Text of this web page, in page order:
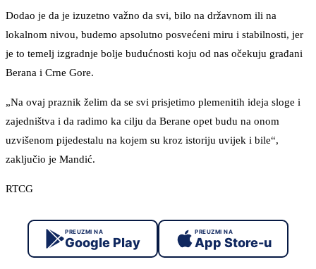
Dodao je da je izuzetno važno da svi, bilo na državnom ili na
lokalnom nivou, budemo apsolutno posvećeni miru i stabilnosti, jer
je to temelj izgradnje bolje budućnosti koju od nas očekuju građani
Berana i Crne Gore.
„Na ovaj praznik želim da se svi prisjetimo plemenitih ideja sloge i
zajedništva i da radimo ka cilju da Berane opet budu na onom
uzvišenom pijedestalu na kojem su kroz istoriju uvijek i bile“,
zaključio je Mandić.
RTCG
PREUZMI NA
Google Play
PREUZMI NA
App Store-u